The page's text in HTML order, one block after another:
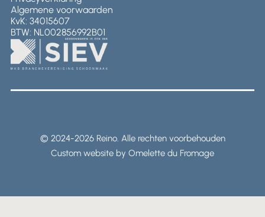
Algemene voorwaarden
KvK: 34015607
BTW: NL002856992B01
© 2024-2026 Reino. Alle rechten voorbehouden
Custom website by Omelette du Fromage